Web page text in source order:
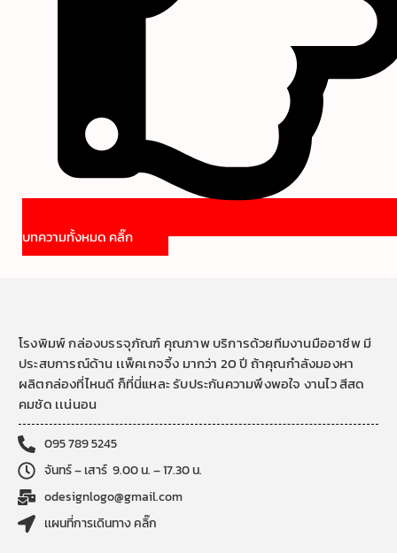
บทความทั้งหมด คลิ๊ก
โรงพิมพ์ กล่องบรรจุภัณฑ์ คุณภาพ บริการด้วยทีมงานมืออาชีพ มี
ประสบการณ์ด้าน เเพ็คเกจจิ้ง มากว่า 20 ปี ถ้าคุณกำลังมองหา
ผลิตกล่องที่ไหนดี ก็ที่นี่แหละ รับประกันความพึงพอใจ งานไว สีสด
คมชัด เเน่นอน
095 789 5245
จันทร์ – เสาร์ 9.00 น. – 17.30 น.
odesignlogo@gmail.com
เเผนที่การเดินทาง คลิ๊ก